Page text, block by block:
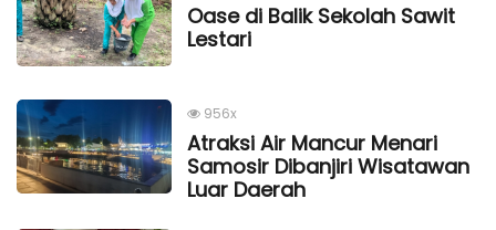
Oase di Balik Sekolah Sawit
Lestari
956x
Atraksi Air Mancur Menari
Samosir Dibanjiri Wisatawan
Luar Daerah